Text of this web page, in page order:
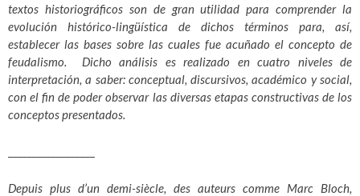
textos historiográficos son de gran utilidad para comprender la
evolución histórico-lingüística de dichos términos para, así,
establecer las bases sobre las cuales fue acuñado el concepto de
feudalismo. Dicho análisis es realizado en cuatro niveles de
interpretación, a saber: conceptual, discursivos, académico y social,
con el fin de poder observar las diversas etapas constructivas de los
conceptos presentados.
Depuis plus d’un demi-siècle, des auteurs comme Marc Bloch,